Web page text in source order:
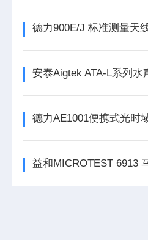
德力900E/J 标准测量天